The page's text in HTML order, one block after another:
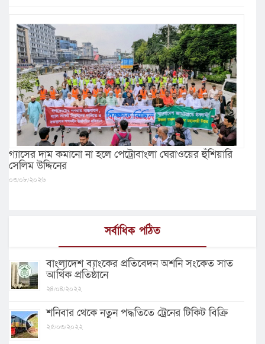
গ্যাসের দাম কমানো না হলে পেট্রোবাংলা ঘেরাওয়ের হুঁশিয়ারি
সেলিম উদ্দিনের
০৩/০৮/২০২৬
সর্বাধিক পঠিত
বাংলাদেশ ব্যাংকের প্রতিবেদন অশনি সংকেত সাত
আর্থিক প্রতিষ্ঠানে
২৪/০৪/২০২২
শনিবার থেকে নতুন পদ্ধতিতে ট্রেনের টিকিট বিক্রি
২৫/০৩/২০২২